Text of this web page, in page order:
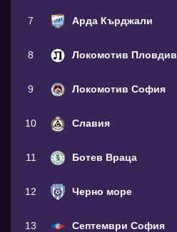
7 Арда Кърджали
8 Локомотив Пловдив
9 Локомотив София
10 Славия
11 Ботев Враца
12 Черно море
13 Септември София